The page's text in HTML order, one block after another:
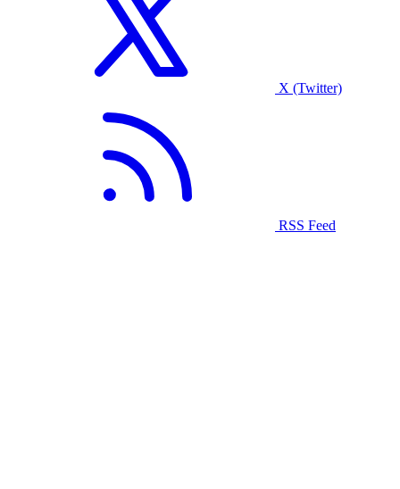
X (Twitter)
RSS Feed